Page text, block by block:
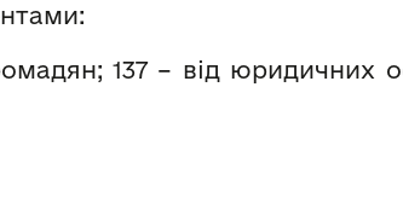
137 – від юридичних